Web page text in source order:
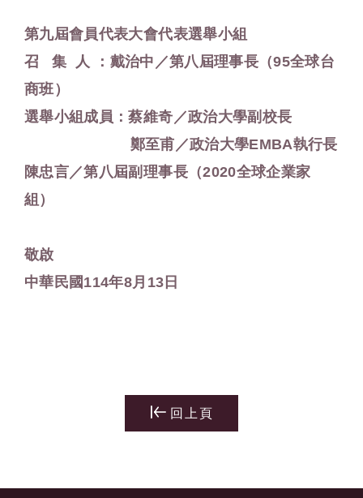
第九屆會員代表大會代表選舉小組
召 集 人 ：戴治中／第八屆理事長（95全球台
商班）
選舉小組成員：蔡維奇／政治大學副校長
鄭至甫／政治大學EMBA執行長
陳忠言／第八屆副理事長（2020全球企業家
組）
敬啟
中華民國114年8月13日
回上頁